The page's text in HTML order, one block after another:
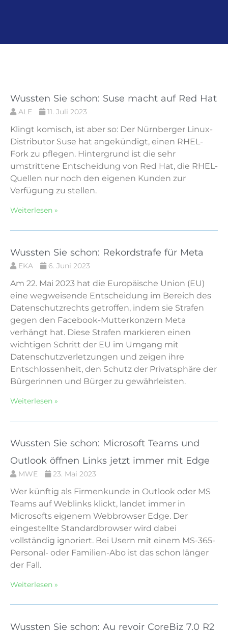
Wussten Sie schon: Suse macht auf Red Hat
ALE 11. Juli 2023
Klingt komisch, ist aber so: Der Nürnberger Linux-
Distributor Suse hat angekündigt, einen RHEL-
Fork zu pflegen. Hintergrund ist die sehr
umstrittene Entscheidung von Red Hat, die RHEL-
Quellen nur noch den eigenen Kunden zur
Verfügung zu stellen.
Weiterlesen »
Wussten Sie schon: Rekordstrafe für Meta
EKA 6. Juni 2023
Am 22. Mai 2023 hat die Europäische Union (EU)
eine wegweisende Entscheidung im Bereich des
Datenschutzrechts getroffen, indem sie Strafen
gegen den Facebook-Mutterkonzern Meta
verhängt hat. Diese Strafen markieren einen
wichtigen Schritt der EU im Umgang mit
Datenschutzverletzungen und zeigen ihre
Entschlossenheit, den Schutz der Privatsphäre der
Bürgerinnen und Bürger zu gewährleisten.
Weiterlesen »
Wussten Sie schon: Microsoft Teams und
Outlook öffnen Links jetzt immer mit Edge
MWE 23. Mai 2023
Wer künftig als Firmenkunde in Outlook oder MS
Teams auf Weblinks klickt, landet immer in
Microsofts eigenem Webbrowser Edge. Der
eingestellte Standardbrowser wird dabei
vollständig ignoriert. Bei Usern mit einem MS-365-
Personal- oder Familien-Abo ist das schon länger
der Fall.
Weiterlesen »
Wussten Sie schon: Au revoir CoreBiz 7.0 R2
Seite Seite Seite Seite Seite